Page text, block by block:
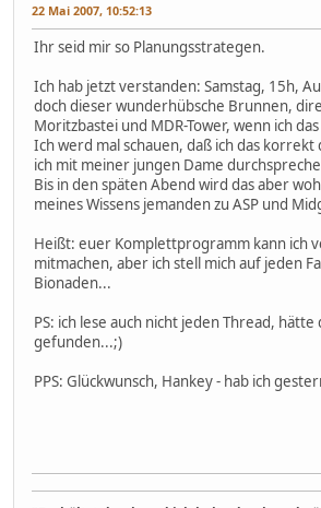
22 Mai 2007, 10:52:13
Ihr seid mir so Planungsstrategen.
Ich hab jetzt verstanden: Samstag, 15h,
doch dieser wunderhübsche Brunnen,
Moritzbastei und MDR-Tower, wenn ich
Ich werd mal schauen, daß ich das korrekt
ich mit meiner jungen Dame
Bis in den späten Abend wird das aber
meines Wissens jemanden zu ASP und
Heißt: euer Komplettprogramm kann ich
mitmachen, aber ich stell mich auf jeden
Bionaden...
PS: ich lese auch nicht jeden Thread,
gefunden...;)
PPS: Glückwunsch, Hankey - hab ich